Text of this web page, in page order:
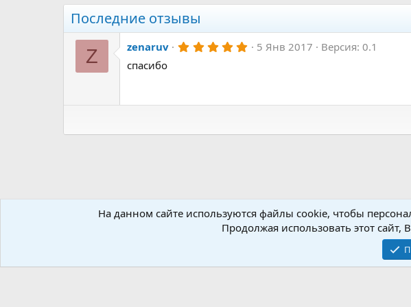
к
ц
и
Последние отзывы
Z zenaruv 5
ё
5 Янв 2017
Версия: 0.1
спасибо
Ресурсы Библиотеки для Inno Setup
На данном сайте используются файлы cookie, чтобы
Продолжая использовать этот